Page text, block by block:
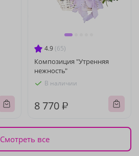
4.9 (65)
Композиция "Утренняя
нежность"
В наличии
8 770 ₽
Смотреть все